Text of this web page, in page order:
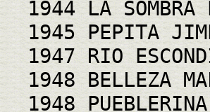
1944 LA SOMBRA
1945 PEPITA
1947 RIO
1948 BELLEZA
1948 PUEBLERINA